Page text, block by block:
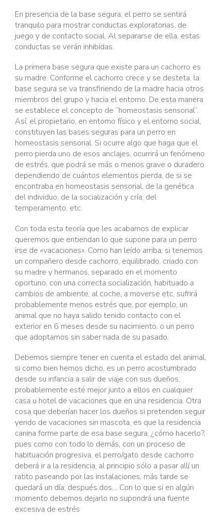
En presencia de la base segura, el perro se sentirá
tranquilo para mostrar conductas exploratorias, de
juego y de contacto social. Al separarse de ella, estas
conductas se verán inhibidas.
La primera base segura que existe para un cachorro es
su madre. Conforme el cachorro crece y se desteta, la
base segura se va transfiriendo de la madre hacia otros
miembros del grupo y hacia el entorno. De esta manera
se establece el concepto de “homeostasis sensorial”.
Así, el propietario, en entorno físico y el entorno social,
constituyen las bases seguras para un perro en
homeostasis sensorial. Si ocurre algo que haga que el
perro pierda uno de esos anclajes, ocurrirá un fenómeno
de estrés, que podrá se más o menos grave o duradero
dependiendo de cuántos elementos pierda, de si se
encontraba en homeostasis sensorial, de la genética
del individuo, de la socialización y cría, del
temperamento, etc.
Con toda esta teoría que les acabamos de explicar
queremos que entiendan lo que supone para un perro
irse de «vacaciones». Como han leído arriba, si tenemos
un compañero desde cachorro, equilibrado, criado con
su madre y hermanos, separado en el momento
oportuno, con una correcta socialización, habituado a
cambios de ambiente, al coche, a moverse etc, sufrirá
probablemente menos estrés que, por ejemplo, un
animal que no haya salido tenido contacto con el
exterior en 6 meses desde su nacimiento, o un perro
que adoptamos sin saber nada de su pasado.
Debemos siempre tener en cuenta el estado del animal,
si como bien hemos dicho, es un perro acostumbrado
desde su infancia a salir de viaje con sus dueños,
probablemente esté mejor junto a ellos en cualquier
casa u hotel de vacaciones que en una residencia. Otra
cosa que deberían hacer los dueños si pretenden seguir
yendo de vacaciones sin mascota, es que la residencia
canina forme parte de esa base segura, ¿cómo hacerlo?,
pues como con todo lo demás, con un proceso de
habituación progresiva, el perro/gato desde cachorro
deberá ir a la residencia, al principio sólo a pasar allí un
ratito paseando por las instalaciones, más tarde se
quedará un día, después dos… Con lo que si en algún
momento debemos dejarlo no supondrá una fuente
excesiva de estrés